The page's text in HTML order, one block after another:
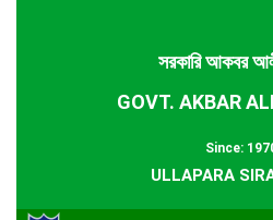
সরকারি আকবর
GOVT. AKBAR
Since:
ULLAPARA